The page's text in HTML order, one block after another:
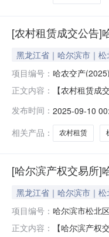
[农村租赁成交公告]
黑龙江省｜哈尔滨市｜松
项目编号： 哈农交产
正文内容：
【农村租赁
名称：哈尔滨
（亩）发包年
发布时间： 2025-09-10
相关产品：
农村租赁
[哈尔滨产权交易所]
黑龙江省｜哈尔滨市｜松
项目编号： 哈尔滨市松北
正文内容：
【哈尔滨产